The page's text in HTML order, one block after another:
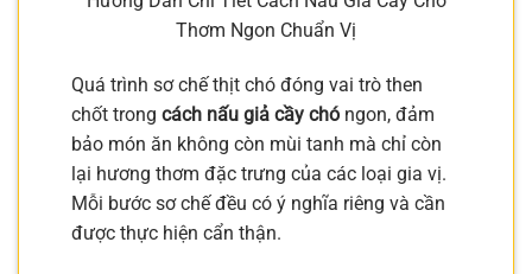
Thơm Ngon Chuẩn Vị
Quá trình sơ chế thịt chó đóng vai trò then
chốt trong cách nấu giả cầy chó ngon, đảm
bảo món ăn không còn mùi tanh mà chỉ còn
lại hương thơm đặc trưng của các loại gia vị.
Mỗi bước sơ chế đều có ý nghĩa riêng và cần
được thực hiện cẩn thận.